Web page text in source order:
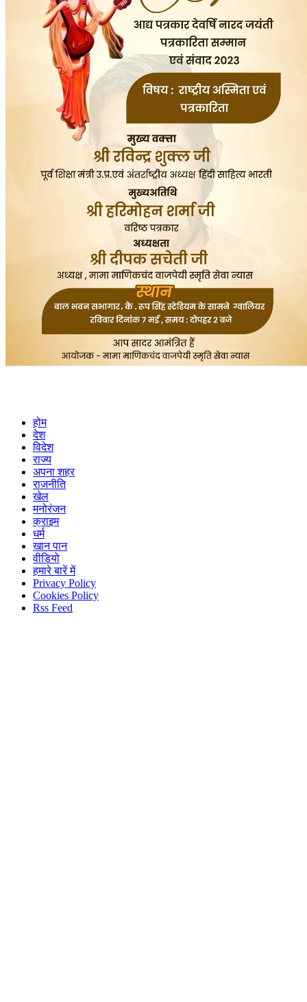
होम
देश
विदेश
राज्य
अपना शहर
राजनीति
खेल
मनोरंजन
क्राइम
धर्म
खान पान
वीडियो
हमारे बारें में
Privacy Policy
Cookies Policy
Rss Feed